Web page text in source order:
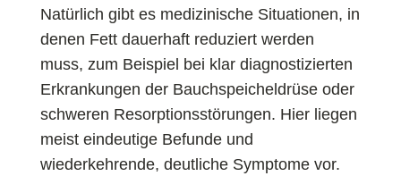
Natürlich gibt es medizinische Situationen, in
denen Fett dauerhaft reduziert werden
muss, zum Beispiel bei klar diagnostizierten
Erkrankungen der Bauchspeicheldrüse oder
schweren Resorptionsstörungen. Hier liegen
meist eindeutige Befunde und
wiederkehrende, deutliche Symptome vor.